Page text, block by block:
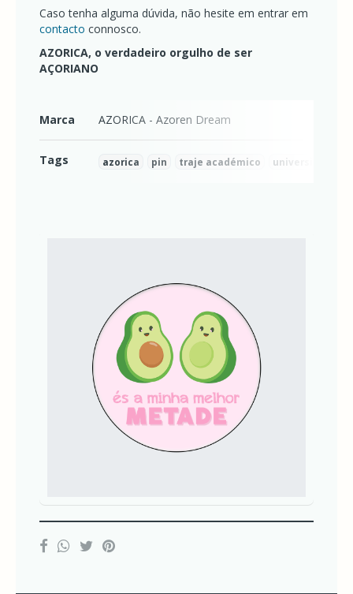
Caso tenha alguma dúvida, não hesite em entrar em
contacto connosco.
AZORICA, o verdadeiro orgulho de ser
AÇORIANO
Marca AZORICA - Azoren Dream
Tags azorica pin traje académico universidade